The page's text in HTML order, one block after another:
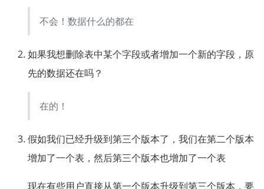
不会！数据什么的都在
如果我想删除表中某个字段或者增加一个新的字段，原
先的数据还在吗？
在的！
假如我们已经升级到第三个版本了，我们在第二个版本
增加了一个表，然后第三个版本也增加了一个表
现在有些用户直接从第一个版本升级到第三个版本，要